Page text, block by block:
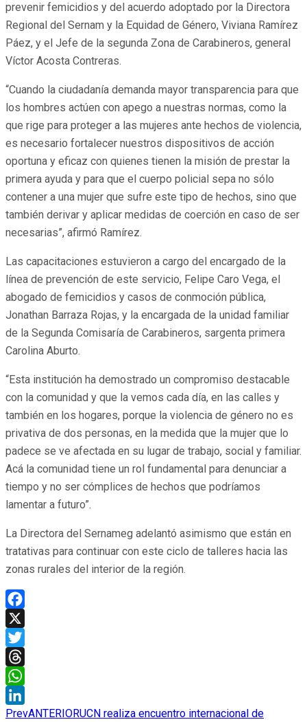
prevenir femicidios y del acuerdo adoptado por la Directora
Regional del Sernam y la Equidad de Género, Viviana Ramírez
Páez, y el Jefe de la segunda Zona de Carabineros, general
Víctor Acosta Contreras.
“Cuando la ciudadanía demanda mayor transparencia para que
los hombres actúen con apego a nuestras normas, como la
que rige para proteger a las mujeres ante hechos de violencia,
es necesario fortalecer nuestros dispositivos de acción
oportuna y eficaz con quienes tienen la misión de prestar la
primera ayuda y para que el cuerpo policial sepa no sólo
contener a una mujer que sufre este tipo de hechos, sino que
también derivar y aplicar medidas de coerción en caso de ser
necesarias”, afirmó Ramírez.
Las capacitaciones estuvieron a cargo del encargado de la
línea de prevención de este servicio, Felipe Caro Vega, el
abogado de femicidios y casos de conmoción pública,
Jonathan Barraza Rojas, y la encargada de la unidad familiar
de la Segunda Comisaría de Carabineros, sargenta primera
Carolina Aburto.
“Esta institución ha demostrado un compromiso destacable
con la comunidad y que la vemos cada día, en las calles y
también en los hogares, porque la violencia de género no es
privativa de dos personas, en la medida que la mujer que lo
padece se ve afectada en su lugar de trabajo, social y familiar.
Acá la comunidad tiene un rol fundamental para denunciar a
tiempo y no ser cómplices de hechos que podríamos
lamentar a futuro”.
La Directora del Sernameg adelantó asimismo que están en
tratativas para continuar con este ciclo de talleres hacia las
zonas rurales del interior de la región.
Facebook
X
Twitter
Threads
WhatsApp
LinkedIn
PrevANTERIORUCN realiza encuentro internacional de